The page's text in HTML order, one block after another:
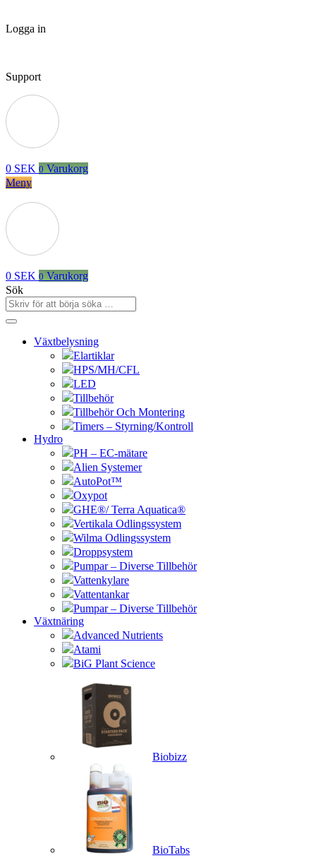
Logga in
Support
0 SEK 0 Varukorg
Meny
0 SEK 0 Varukorg
Sök
Växtbelysning
Elartiklar
HPS/MH/CFL
LED
Tillbehör
Tillbehör Och Montering
Timers – Styrning/Kontroll
Hydro
PH – EC-mätare
Alien Systemer
AutoPot™
Oxypot
GHE®/ Terra Aquatica®
Vertikala Odlingssystem
Wilma Odlingssystem
Droppsystem
Pumpar – Diverse Tillbehör
Vattenkylare
Vattentankar
Pumpar – Diverse Tillbehör
Växtnäring
Advanced Nutrients
Atami
BiG Plant Science
Biobizz
BioTabs